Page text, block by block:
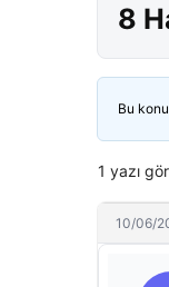
8
Bu
1 yazı
10/06/